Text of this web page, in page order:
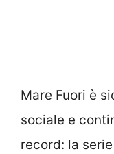
Mare Fuori è
sociale e
record: la